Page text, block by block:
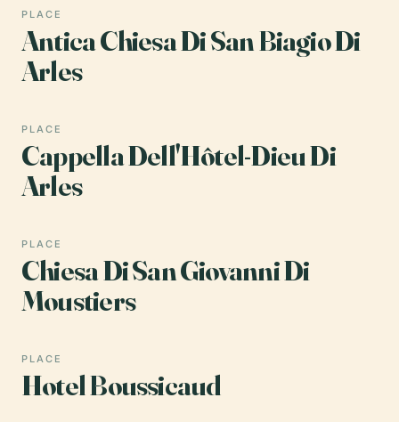
PLACE
Antica Chiesa Di San Biagio Di
Arles
PLACE
Cappella Dell'Hôtel-Dieu Di
Arles
PLACE
Chiesa Di San Giovanni Di
Moustiers
PLACE
Hotel Boussicaud